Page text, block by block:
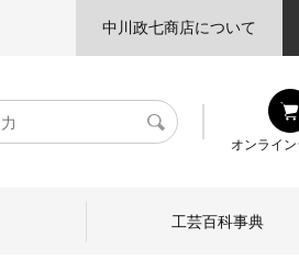
中川政七商店について
検
オンライ
工芸百科事典